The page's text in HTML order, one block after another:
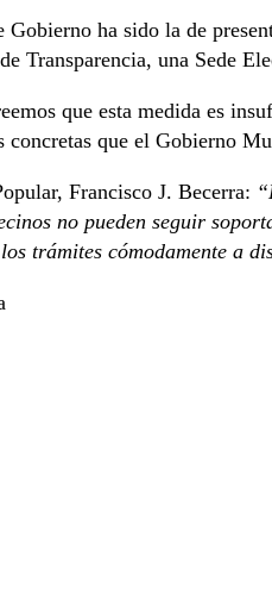
Gobierno ha sido la de
Transparencia, una Sede
que esta medida es
concretas que el Gobierno
Francisco J. Becerra:
no pueden seguir
trámites cómodamente a